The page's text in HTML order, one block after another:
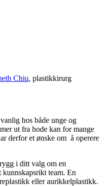
Chiu, plastikkirurg
hos både unge og
ut fra hode kan for mange
derfor et ønske om å operere
i ditt valg om en
team. En
eller aurikkelplastikk.